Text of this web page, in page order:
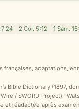
2 Cor. 5:12 1 Sam.
françaises, adaptations,
Bible Dictionary (1897,
/ SWORD Project) ·
réadaptée après